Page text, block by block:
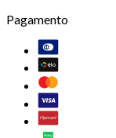
Pagamento